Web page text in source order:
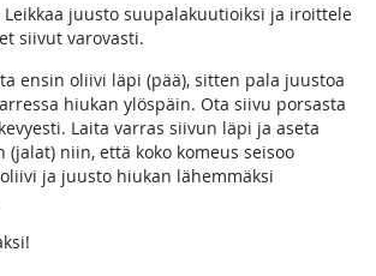
juusto suupalakuutioiksi ja iroittele
siivut varovasti.
ensin oliivi läpi (pää), sitten pala juustoa
hiukan ylöspäin. Ota siivu porsasta
Laita varras siivun läpi ja aseta
(jalat) niin, että koko komeus seisoo
ja juusto hiukan lähemmäksi